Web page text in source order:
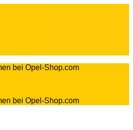
bei Opel-Shop.com
bei Opel-Shop.com